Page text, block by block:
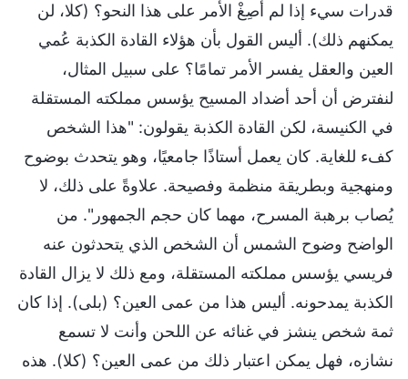
قدرات سيء إذا لم أُصِغْ الأمر على هذا النحو؟ (كلا، لن
يمكنهم ذلك). أليس القول بأن هؤلاء القادة الكذبة عُمي
العين والعقل يفسر الأمر تمامًا؟ على سبيل المثال،
لنفترض أن أحد أضداد المسيح يؤسس مملكته المستقلة
في الكنيسة، لكن القادة الكذبة يقولون: "هذا الشخص
كفء للغاية. كان يعمل أستاذًا جامعيًا، وهو يتحدث بوضوح
ومنهجية وبطريقة منظمة وفصيحة. علاوةً على ذلك، لا
يُصاب برهبة المسرح، مهما كان حجم الجمهور". من
الواضح وضوح الشمس أن الشخص الذي يتحدثون عنه
فريسي يؤسس مملكته المستقلة، ومع ذلك لا يزال القادة
الكذبة يمدحونه. أليس هذا من عمى العين؟ (بلى). إذا كان
ثمة شخص ينشز في غنائه عن اللحن وأنت لا تسمع
نشازه، فهل يمكن اعتبار ذلك من عمى العين؟ (كلا). هذه